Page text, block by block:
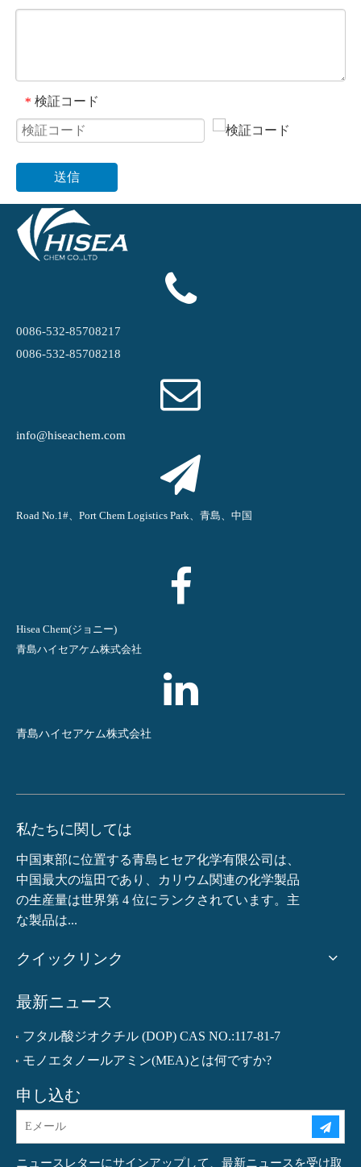
* 検証コード
送信
0086-532-85708217
0086-532-85708218
info@hiseachem.com
Road No.1#、Port Chem Logistics Park、青島、中国
Hisea Chem(ジョニー)
青島ハイセアケム株式会社
青島ハイセアケム株式会社
私たちに関しては
中国東部に位置する青島ヒセア化学有限公司は、
中国最大の塩田であり、カリウム関連の化学製品
の生産量は世界第 4 位にランクされています。主
な製品は...
クイックリンク
最新ニュース
フタル酸ジオクチル (DOP) CAS NO.:117-81-7
モノエタノールアミン(MEA)とは何ですか?
申し込む
ニュースレターにサインアップして、最新ニュースを受け取